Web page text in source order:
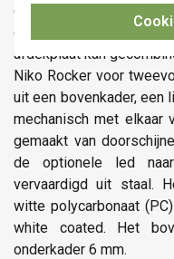
op twee tweevoudige
elkaar zijn geplaatst
afdekplaat kan
Niko Rocker voor
uit een bovenkader, een
mechanisch met elkaar
gemaakt van
de optionele led
vervaardigd uit staal.
witte polycarbonaat
white coated. Het
onderkader 6 mm.